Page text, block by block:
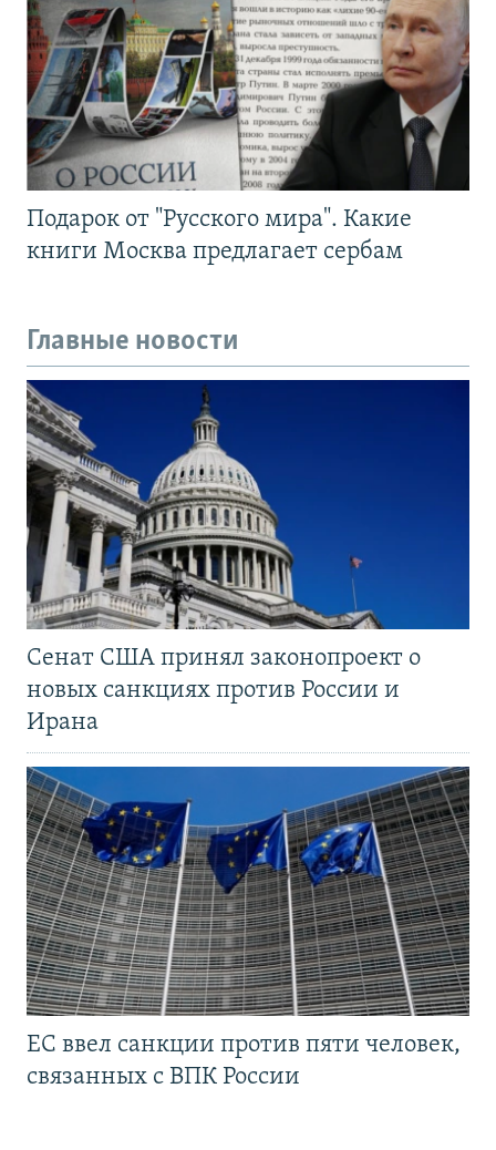
Подарок от "Русского мира". Какие
книги Москва предлагает сербам
Главные новости
Сенат США принял законопроект о
новых санкциях против России и
Ирана
ЕС ввел санкции против пяти человек,
связанных с ВПК России